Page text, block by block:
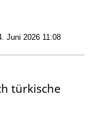
Juni 2026 11:08
türkische